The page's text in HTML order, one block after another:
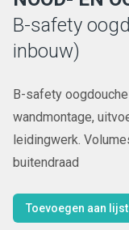
B-safety
inbouw)
B-safety
wandmontage,
leidingwerk.
buitendraad
Toevoegen aan lijst